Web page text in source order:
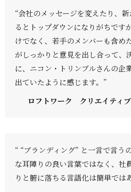
“会社のメッセージを変えたり、
るとトップダウンになりがちです
けでなく、若手のメンバーも含め
がしっかりと意見を出し合って、
に、ニコン・トリンブルさんの企
出ていたように感じます。”
ロフトワーク クリエイティ
“ “ブランディング” と一言で言う
な耳障りの良い言葉ではなく、社
りと腑に落ちる言語化は簡単では